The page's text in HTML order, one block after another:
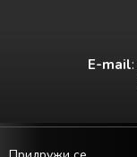
E-mail: